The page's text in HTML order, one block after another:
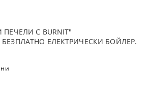
С BURNIT"
ЕЛЕКТРИЧЕСКИ БОЙЛЕР.